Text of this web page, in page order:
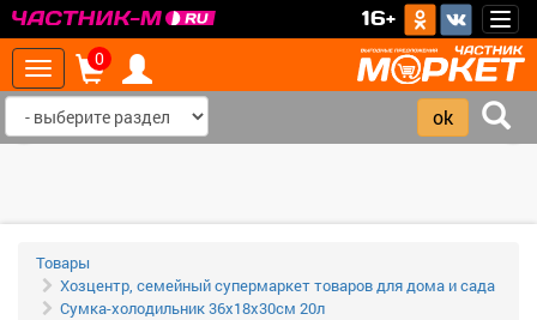
16+
Toggle
navigation
0
Товары
Хозцентр, семейный супермаркет товаров для дома и сада
Сумка-холодильник 36х18х30см 20л
‹ ›